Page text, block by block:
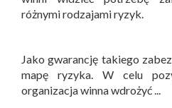
różnymi rodzajami ryzyk.
Jako gwarancję takiego
mapę ryzyka. W celu
organizacja winna wdrożyć ...